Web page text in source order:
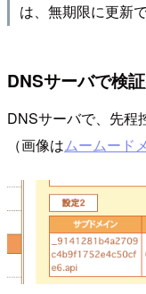
は、無期限に更新で
DNSサーバで検
DNSサーバで、先程
（画像はムームード